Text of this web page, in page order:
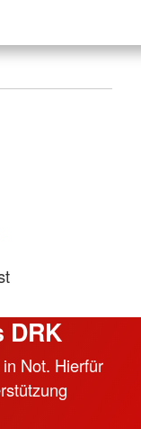
DRK
Not. Hierfür